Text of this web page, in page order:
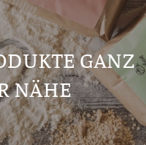
GANZ
NÄHE